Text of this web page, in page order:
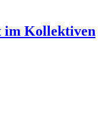
im Kollektiven